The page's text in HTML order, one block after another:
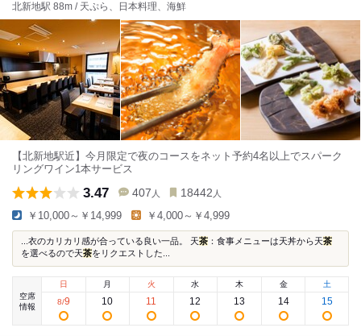
北新地駅 88m / 天ぷら、日本料理、海鮮
【北新地駅近】今月限定で夜のコースをネット予約4名以上でスパーク
リングワイン1本サービス
3.47 407 人 18442 人
￥10,000～￥14,999 ￥4,000～￥4,999
...衣のカリカリ感が合っている良い一品。 天茶 ：食事メニューは天丼から天茶
を選べるので天茶をリクエストした...
空席
情報
日
8/9
月
10
火
11
水
12
木
13
金
14
土
15